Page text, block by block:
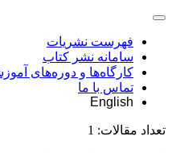
فهرست نشریات
سامانه نشر کتاب
کارگاه‌ها و دوره‌های
تماس با ما
English
تعداد مقالات: 1